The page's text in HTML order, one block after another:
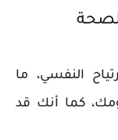
النفسي، ما
كما أنك قد